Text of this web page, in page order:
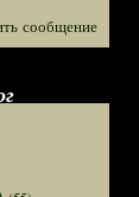
сообщение